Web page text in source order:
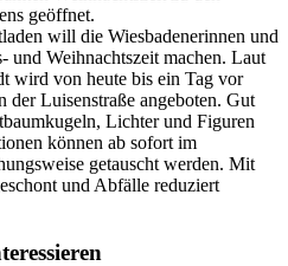
geöffnet.
will die Wiesbadenerinnen und
und Weihnachtszeit machen. Laut
wird von heute bis ein Tag vor
der Luisenstraße angeboten. Gut
Lichter und Figuren
können ab sofort im
getauscht werden. Mit
und Abfälle reduziert